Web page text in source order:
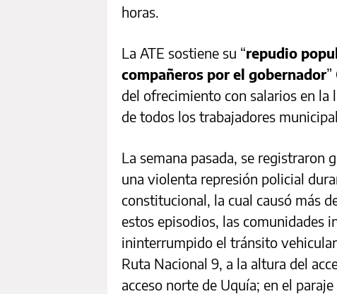
horas.
La ATE sostiene su “repudio
compañeros por el gobernador
del ofrecimiento con salarios en la
de todos los trabajadores
La semana pasada, se registraron
una violenta represión policial
constitucional, la cual causó más
estos episodios, las comunidades
ininterrumpido el tránsito
Ruta Nacional 9, a la altura del
acceso norte de Uquía; en el